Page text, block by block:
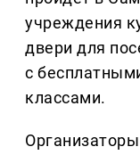
учреждения
двери для
с
классами.